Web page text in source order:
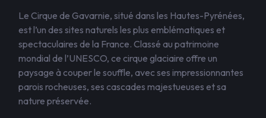
Le Cirque de Gavarnie, situé dans les Hautes-Pyrénées,
est l’un des sites naturels les plus emblématiques et
spectaculaires de la France. Classé au patrimoine
mondial de l’UNESCO, ce cirque glaciaire offre un
paysage à couper le souffle, avec ses impressionnantes
parois rocheuses, ses cascades majestueuses et sa
nature préservée.